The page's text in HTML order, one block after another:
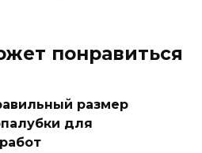
понравиться
размер
для